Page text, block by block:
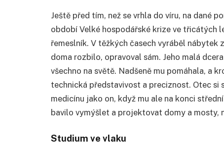
Ještě před tím, než se vrhla do víru, na dané
období Velké hospodářské krize ve třicátých
řemeslník. V těžkých časech vyráběl nábytek
doma rozbilo, opravoval sám. Jeho malá
všechno na světě. Nadšeně mu pomáhala, a
technická představivost a preciznost. Otec
medicínu jako on, když mu ale na konci
bavilo vymýšlet a projektovat domy a mosty,
Studium ve vlaku